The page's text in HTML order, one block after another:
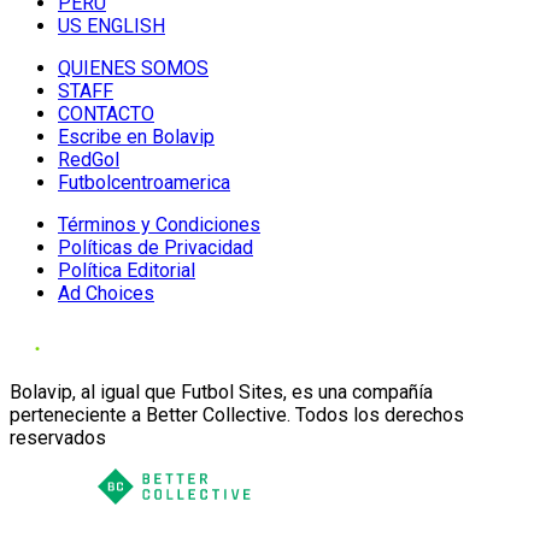
US ENGLISH
QUIENES SOMOS
STAFF
CONTACTO
Escribe en Bolavip
RedGol
Futbolcentroamerica
Términos y Condiciones
Políticas de Privacidad
Política Editorial
Ad Choices
Bolavip, al igual que Futbol Sites, es una compañía
perteneciente a Better Collective. Todos los derechos
reservados